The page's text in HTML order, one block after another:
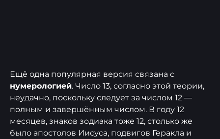
Ещё одна популярная версия связана с
нумерологией. Число 13, согласно этой теории,
неудачно, поскольку следует за числом 12 —
полным и завершённым числом. В году 12
месяцев, знаков зодиака тоже 12, столько же
было апостолов Иисуса, подвигов Геракла и